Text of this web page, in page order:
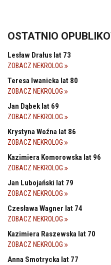
OSTATNIO
Lesław Drałus lat 73
ZOBACZ NEKROLOG
Teresa Iwanicka lat 80
ZOBACZ NEKROLOG
Jan Dąbek lat 69
ZOBACZ NEKROLOG
Krystyna Woźna lat 86
ZOBACZ NEKROLOG
Kazimiera Komorowska lat 96
ZOBACZ NEKROLOG
Jan Lubojański lat 79
ZOBACZ NEKROLOG
Czesława Wagner lat 74
ZOBACZ NEKROLOG
Kazimiera Raszewska lat 70
ZOBACZ NEKROLOG
Anna Smotrycka lat 77